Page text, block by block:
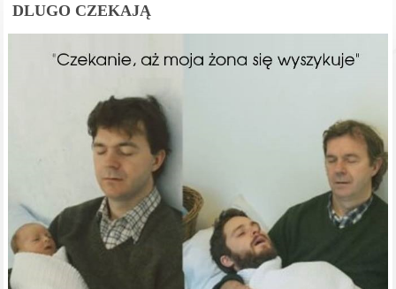
DLUGO CZEKAJĄ